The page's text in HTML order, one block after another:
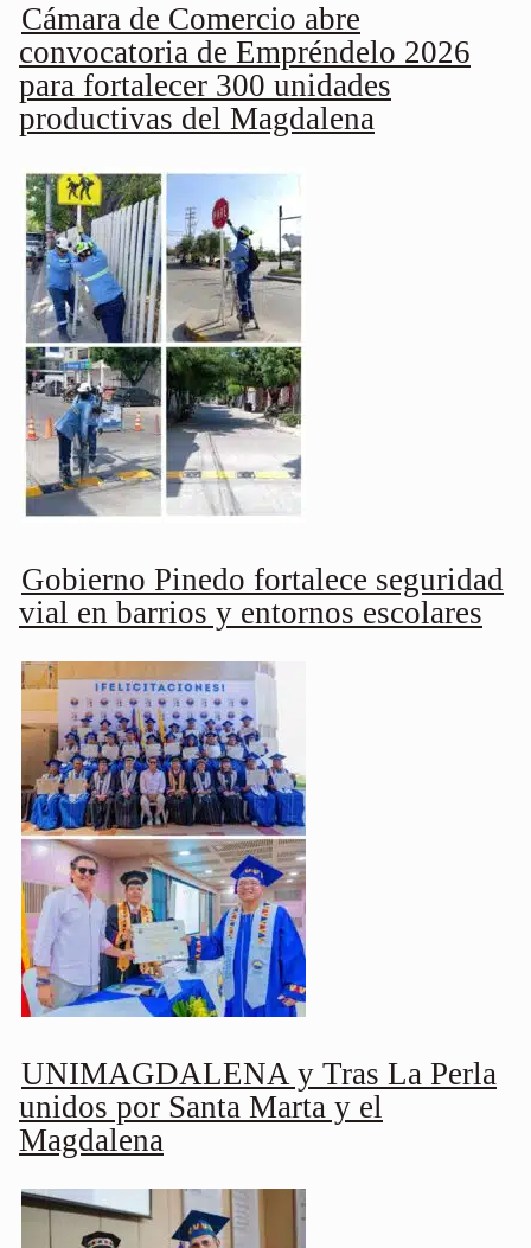
Cámara de Comercio abre
convocatoria de Empréndelo 2026
para fortalecer 300 unidades
productivas del Magdalena
Gobierno Pinedo fortalece seguridad
vial en barrios y entornos escolares
UNIMAGDALENA y Tras La Perla
unidos por Santa Marta y el
Magdalena